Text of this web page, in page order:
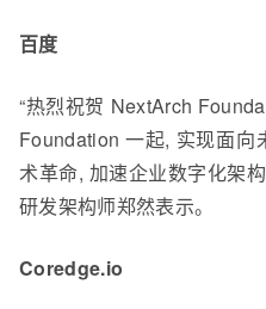
百度
“热烈祝贺 NextArch
Foundation 一起, 实现面向
术革命, 加速企业数字化架
研发架构师郑然表示。
Coredge.io